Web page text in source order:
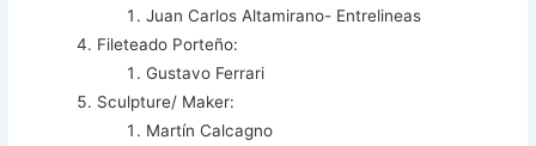
Juan Carlos Altamirano- Entrelineas
Fileteado Porteño:
Gustavo Ferrari
Sculpture/ Maker:
Martín Calcagno